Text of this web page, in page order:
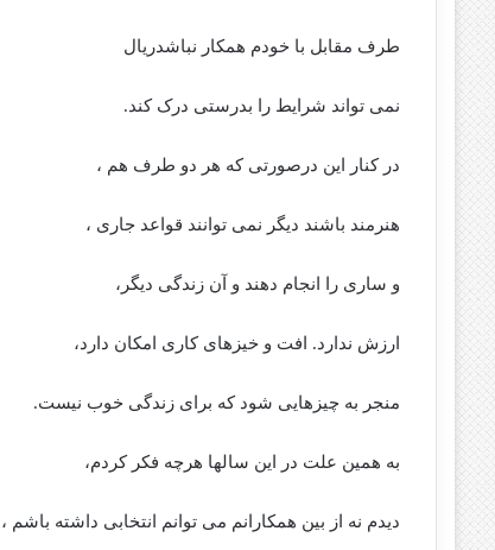
طرف مقابل با خودم همکار نباشدریال
نمی تواند شرایط را بدرستی درک کند.
در کنار این درصورتی که هر دو طرف هم ،
هنرمند باشند دیگر نمی توانند قواعد جاری ،
و ساری را انجام دهند و آن زندگی دیگر،
ارزش ندارد. افت و خیزهای کاری امکان دارد،
منجر به چیزهایی شود که برای زندگی خوب نیست.
به همین علت در این سالها هرچه فکر کردم،
دیدم نه از بین همکارانم می توانم انتخابی داشته باشم ،